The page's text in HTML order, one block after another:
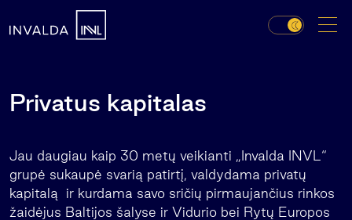
Privatus kapitalas
Jau daugiau kaip 30 metų veikianti „Invalda INVL“
grupė sukaupė svarią patirtį, valdydama privatų
kapitalą ir kurdama savo sričių pirmaujančius rinkos
žaidėjus Baltijos šalyse ir Vidurio bei Rytų Europos